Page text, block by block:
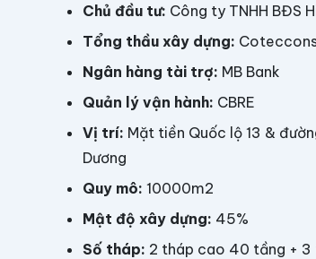
Chủ đầu tư: Công ty TNHH BĐS
Tổng thầu xây dựng:
Ngân hàng tài trợ: MB Bank
Quản lý vận hành: CBRE
Vị trí: Mặt tiền Quốc lộ 13 &
Dương
Quy mô: 10000m2
Mật độ xây dựng: 45%
Số tháp: 2 tháp cao 40 tầng + 3